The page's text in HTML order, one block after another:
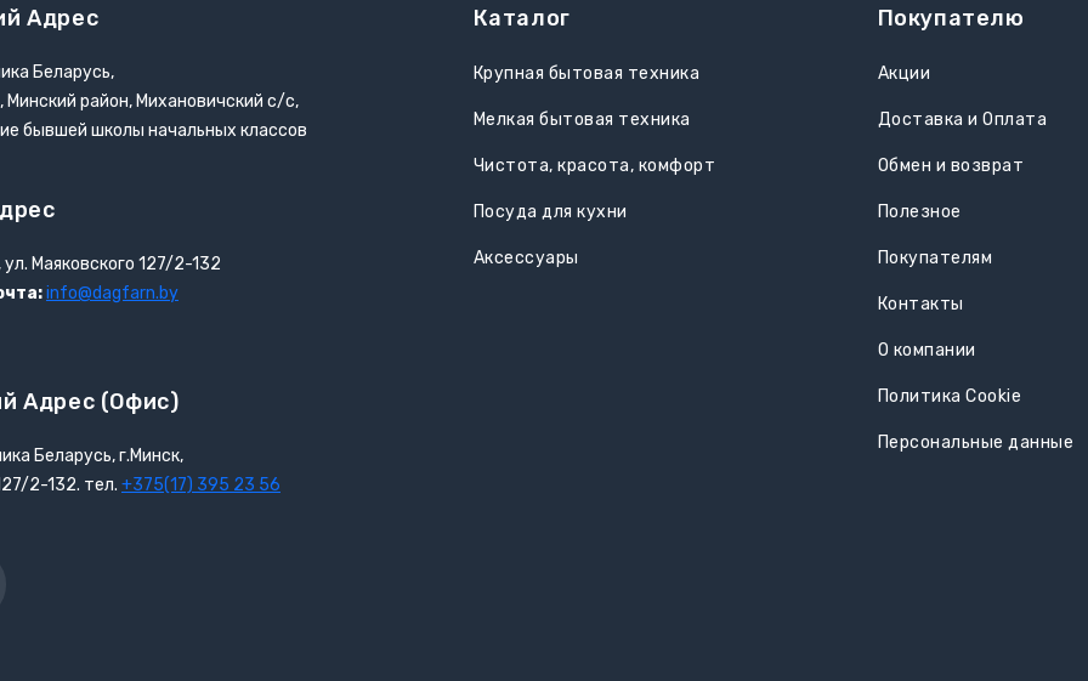
Адрес
Беларусь,
Минский район, Михановичский с/с,
бывшей школы начальных классов
Маяковского 127/2-132
info@dagfarn.by
Адрес (офис)
Беларусь, г.Минск,
2-132. тел. +375(17) 395 23 56
Каталог
Крупная бытовая техника
Мелкая бытовая техника
Чистота, красота, комфорт
Посуда для кухни
Аксессуары
Покупателю
Акции
Доставка и Оплата
Обмен и возврат
Полезное
Покупателям
Контакты
О компании
Политика Cookie
Персональные данные